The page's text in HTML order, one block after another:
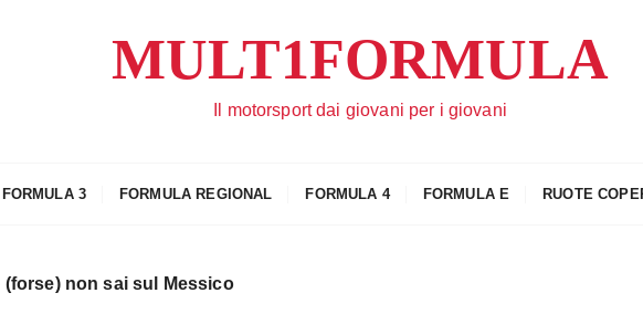
MULT1FORMULA
Il motorsport dai giovani per i giovani
FORMULA 3 FORMULA REGIONAL FORMULA 4 FORMULA E RUOTE
(forse) non sai sul Messico